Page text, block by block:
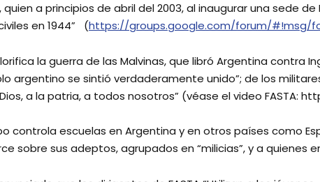
quien a principios de abril del 2003, al inaugurar una sede
en 1944” (https://groups.google.com/forum/#!msg/
la guerra de las Malvinas, que libró Argentina contra
argentino se sintió verdaderamente unido”; de los
a la patria, a todos nosotros” (véase el video FASTA:
controla escuelas en Argentina y en otros países como
sobre sus adeptos, agrupados en “milicias”, y a